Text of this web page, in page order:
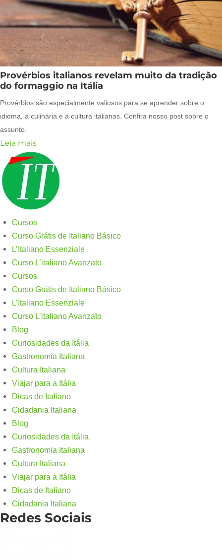
Provérbios italianos revelam muito da tradição
do formaggio na Itália
Provérbios são especialmente valiosos para se aprender sobre o
idioma, a culinária e a cultura italianas. Confira nosso post sobre o
assunto.
Leia mais
Cursos
Curso Grátis de Italiano Básico​
L’Italiano Essenziale
Curso L’italiano Avanzato
Cursos
Curso Grátis de Italiano Básico​
L’Italiano Essenziale
Curso L’italiano Avanzato
Blog
Curiosidades da Itália
Gastronomia Italiana
Cultura Italiana
Viajar para a Itália
Dicas de Italiano
Cidadania Italiana
Blog
Curiosidades da Itália
Gastronomia Italiana
Cultura Italiana
Viajar para a Itália
Dicas de Italiano
Cidadania Italiana
Redes Sociais